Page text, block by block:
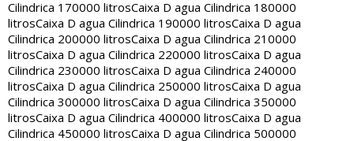
Cilindrica 170000 litrosCaixa D agua Cilindrica 180000
litrosCaixa D agua Cilindrica 190000 litrosCaixa D agua
Cilindrica 200000 litrosCaixa D agua Cilindrica 210000
litrosCaixa D agua Cilindrica 220000 litrosCaixa D agua
Cilindrica 230000 litrosCaixa D agua Cilindrica 240000
litrosCaixa D agua Cilindrica 250000 litrosCaixa D agua
Cilindrica 300000 litrosCaixa D agua Cilindrica 350000
litrosCaixa D agua Cilindrica 400000 litrosCaixa D agua
Cilindrica 450000 litrosCaixa D agua Cilindrica 500000